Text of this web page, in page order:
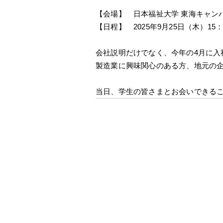
【会場】 日本福祉大学 東海キャン
【日程】 2025年9月25日（木）15
会社説明だけでなく、今年の4月に
製造業に興味関心のある方、地元の
当日、学生の皆さまとお会いできる